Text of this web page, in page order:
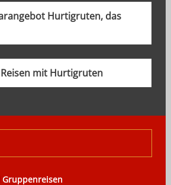
Hurtigruten, das
mit Hurtigruten